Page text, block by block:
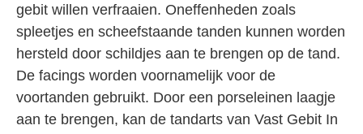
gebit willen verfraaien. Oneffenheden zoals
spleetjes en scheefstaande tanden kunnen worden
hersteld door schildjes aan te brengen op de tand.
De facings worden voornamelijk voor de
voortanden gebruikt. Door een porseleinen laagje
aan te brengen, kan de tandarts van Vast Gebit In